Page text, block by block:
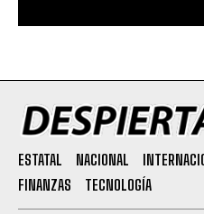
ESTATAL NACIONAL
FINANZAS
TECNOLOGÍA